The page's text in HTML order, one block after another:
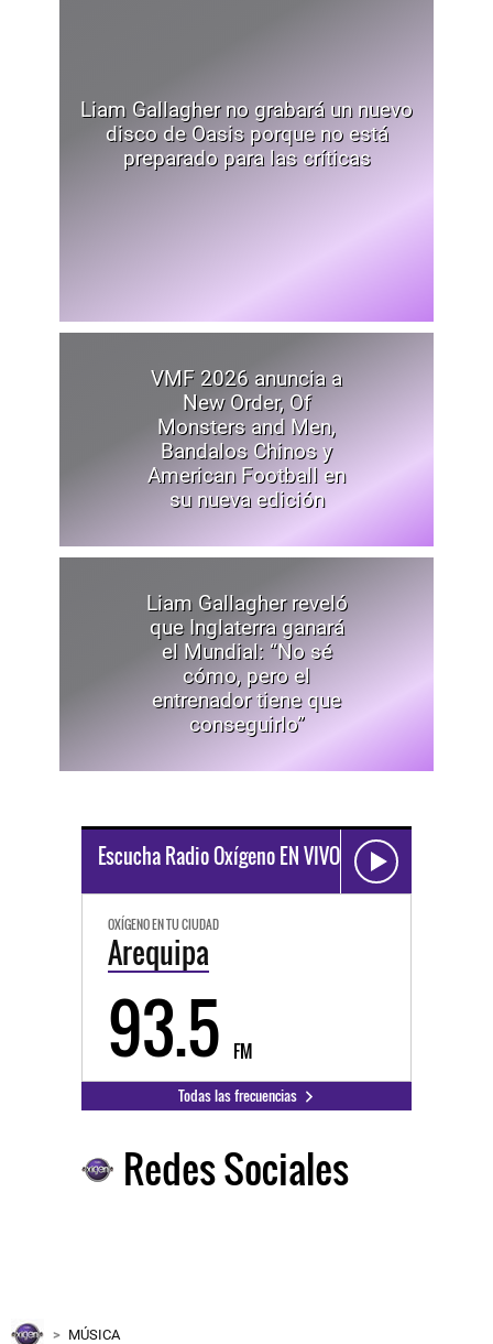
Liam Gallagher no grabará un nuevo
disco de Oasis porque no está
preparado para las críticas
VMF 2026 anuncia a
New Order, Of
Monsters and Men,
Bandalos Chinos y
American Football en
su nueva edición
Liam Gallagher reveló
que Inglaterra ganará
el Mundial: “No sé
cómo, pero el
entrenador tiene que
conseguirlo”
Escucha Radio Oxígeno EN VIVO
OXÍGENO EN TU CIUDAD
Arequipa
93.5 FM
Todas las frecuencias
Redes Sociales
MÚSICA